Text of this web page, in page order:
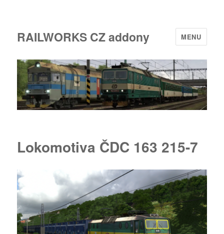
RAILWORKS CZ addony MENU
Lokomotiva ČDC 163 215-7